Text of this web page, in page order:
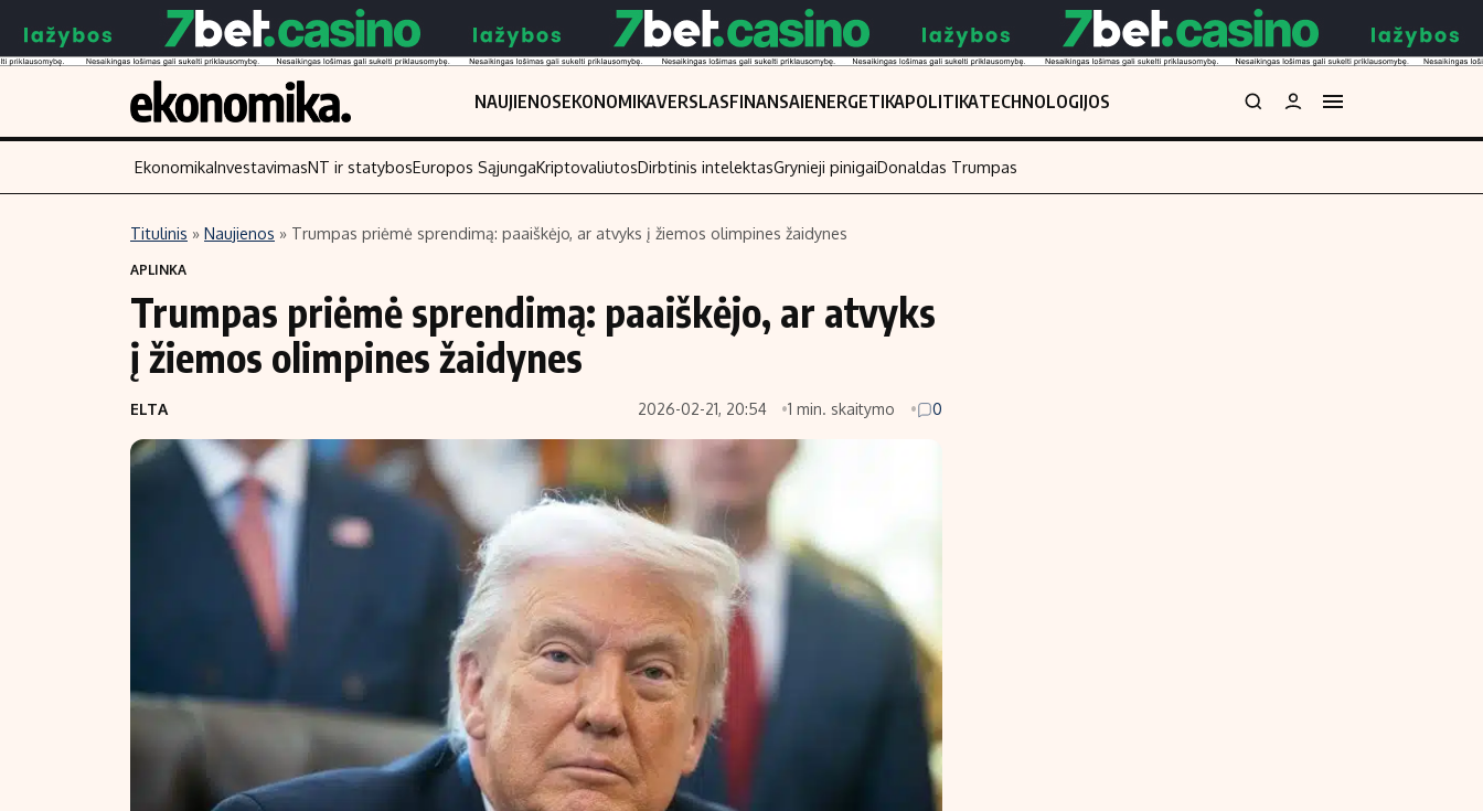
NAUJIENOSEKONOMIKAVERSLASFINANSAIENERGETIKAPOLITIKATECHNOLOGIJOS
Turinys
Naujienos
Aplinka
Verslas
Energetika
Ekonomika
Finansai
Įmonės
Žemės ūkis
Laisvalaikis
Investavimas
Kriptovaliutos
Migracija
Nedarbo išmokos skaičiuoklė
Indėliai
Būsto finansai
EkonomikaInvestavimasNT ir statybosEuropos SąjungaKriptovaliutosDirbtinis intelektasGrynieji pinigaiDonaldas Trumpas
Titulinis » Naujienos » Trumpas priėmė sprendimą: paaiškėjo, ar atvyks į žiemos olimpines žaidynes
APLINKA
Trumpas priėmė sprendimą: paaiškėjo, ar atvyks
į žiemos olimpines žaidynes
ELTA 2026-02-21, 20:54 1 min. skaitymo 0